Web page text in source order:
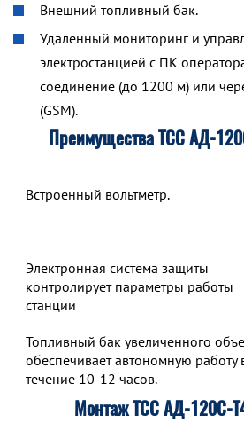
Внешний топливный бак.
Удаленный мониторинг и
электростанцией с ПК
соединение (до 1200 м) или
(GSM).
Преимущества ТСС АД-
Встроенный вольтметр.
Электронная система защиты
контролирует параметры работы
станции
Топливный бак увеличенного
обеспечивает автономную работу
течение 10-12 часов.
Монтаж ТСС АД-120С-